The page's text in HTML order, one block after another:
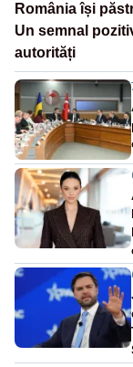
România își
Un semnal
autorități